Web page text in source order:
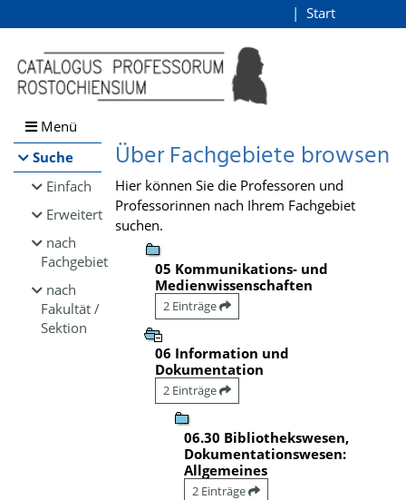
Browsen
direkt zum Inhalt
Start
Menü
Suche
Einfach
Erweitert
nach
Fachgebiet
nach
Fakultät /
Sektion
Über Fachgebiete browsen
Hier können Sie die Professoren und
Professorinnen nach Ihrem Fachgebiet
suchen.
05 Kommunikations- und
Medienwissenschaften
2 Einträge
06 Information und
Dokumentation
2 Einträge
06.30 Bibliothekswesen,
Dokumentationswesen:
Allgemeines
2 Einträge